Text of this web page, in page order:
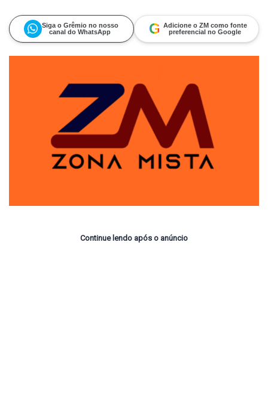
Siga o Grêmio no nosso
canal do WhatsApp
G Adicione o ZM como fonte
preferencial no Google
Continue lendo após o anúncio